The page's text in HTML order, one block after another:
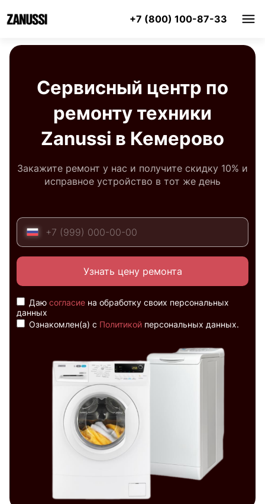
+7 (800) 100-87-33
Сервисный центр по
ремонту техники
Zanussi в Кемерово
Закажите ремонт у нас и получите скидку 10% и
исправное устройство в тот же день
Узнать цену ремонта
Даю согласие на обработку своих персональных
данных
Ознакомлен(а) с Политикой персональных данных.